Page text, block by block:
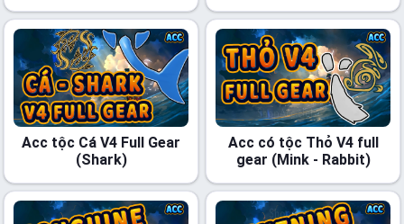
Acc tộc Cá V4 Full Gear
(Shark)
Acc có tộc Thỏ V4 full
gear (Mink - Rabbit)